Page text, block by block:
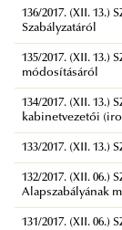
136/2017. (XII. 13.)
Szabályzatáról
135/2017. (XII. 13.)
módosításáról
134/2017. (XII.
kabinetvezetői
133/2017. (XII. 13.)
132/2017. (XII. 06.)
Alapszabályának
131/2017. (XII. 06.)